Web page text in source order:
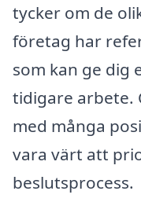
tycker om de
företag har
som kan ge dig
tidigare arbete.
med många
vara värt att
beslutsprocess.